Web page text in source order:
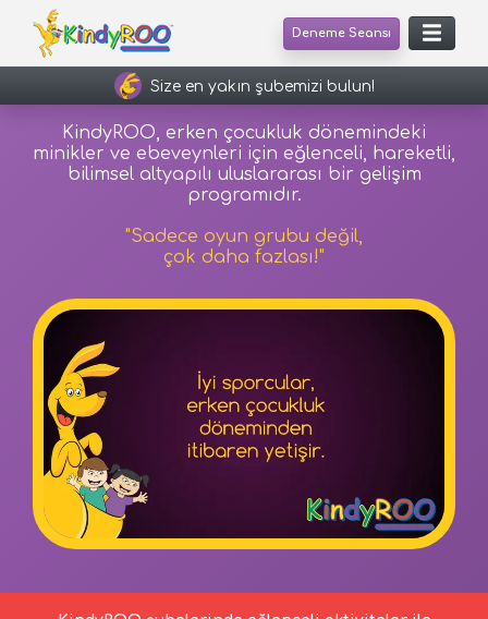
Deneme Seansı
Size en yakın şubemizi bulun!
KindyROO, erken çocukluk dönemindeki
minikler ve ebeveynleri için eğlenceli, hareketli,
bilimsel altyapılı uluslararası bir gelişim
programıdır.
"Sadece oyun grubu değil,
çok daha fazlası!"